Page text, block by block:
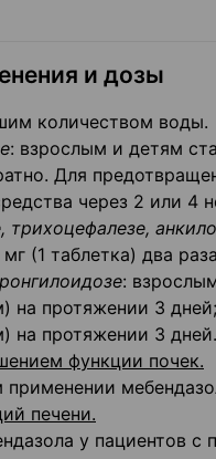
и дозы
количеством воды.
: взрослым и детям
Для
через 2 или 4
трихоцефалезе,
(1 таблетка) два
:
на протяжении 3
на протяжении 3 дней.
функции почек.
печени.
у пациентов с